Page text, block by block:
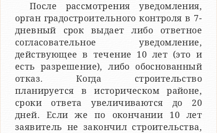
После рассмотрения уведомления,
орган градостроительного контроля в 7-
дневный срок выдает либо ответное
согласовательное уведомление,
действующее в течение 10 лет (это и
есть разрешение), либо обоснованный
отказ. Когда строительство
планируется в историческом районе,
сроки ответа увеличиваются до 20
дней. Если же по окончании 10 лет
заявитель не закончил строительства,